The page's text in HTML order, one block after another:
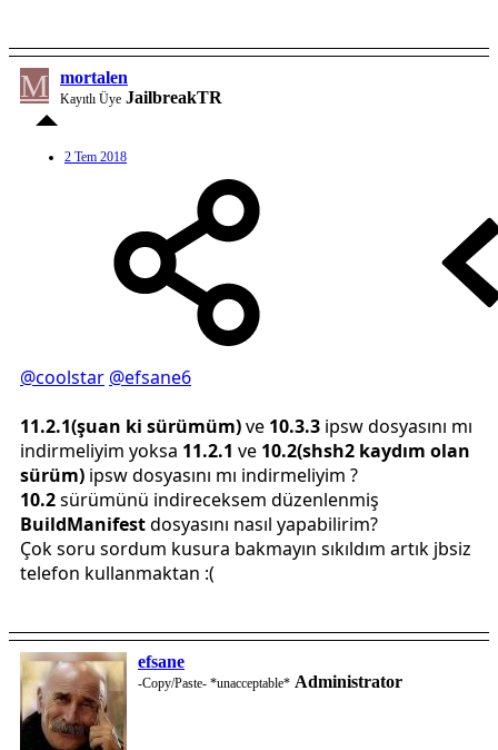
M mortalen
Kayıtlı Üye JailbreakTR
2 Tem 2018
@coolstar @efsane6
11.2.1(şuan ki sürümüm)ve 10.3.3 ipsw dosyasını mı
indirmeliyim yoksa 11.2.1 ve 10.2(shsh2 kaydım olan
sürüm) ipsw dosyasını mı indirmeliyim ?
10.2sürümünü indireceksem düzenlenmiş
BuildManifestdosyasını nasıl yapabilirim?
Çok soru sordum kusura bakmayın sıkıldım artık jbsiz
telefon kullanmaktan :(
efsane
-Copy/Paste- *unacceptable* Administrator